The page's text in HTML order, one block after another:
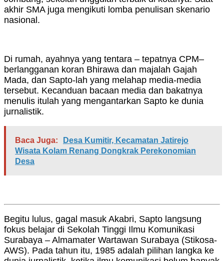
akhir SMA juga mengikuti lomba penulisan skenario
nasional.
Di rumah, ayahnya yang tentara – tepatnya CPM–
berlangganan koran Bhirawa dan majalah Gajah
Mada, dan Sapto-lah yang melahap media-media
tersebut. Kecanduan bacaan media dan bakatnya
menulis itulah yang mengantarkan Sapto ke dunia
jurnalistik.
Baca Juga:
Desa Kumitir, Kecamatan Jatirejo
Wisata Kolam Renang Dongkrak Perekonomian
Desa
Begitu lulus, gagal masuk Akabri, Sapto langsung
fokus belajar di Sekolah Tinggi Ilmu Komunikasi
Surabaya – Almamater Wartawan Surabaya (Stikosa-
AWS). Pada tahun itu, 1985 adalah pilihan langka ke